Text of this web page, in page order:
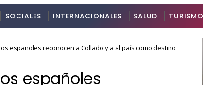
SOCIALES INTERNACIONALES SALUD TURISMO
españoles reconocen a Collado y a al país como destino
españoles